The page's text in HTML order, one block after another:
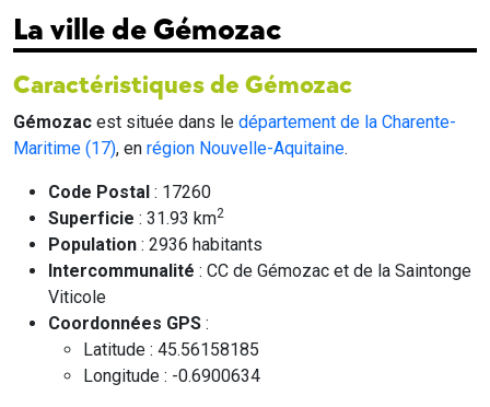
La ville de Gémozac
Caractéristiques de Gémozac
Gémozac est située dans le département de la Charente-
Maritime (17), en région Nouvelle-Aquitaine.
Code Postal : 17260
Superficie : 31.93 km2
Population : 2936 habitants
Intercommunalité : CC de Gémozac et de la Saintonge
Viticole
Coordonnées GPS :
Latitude : 45.56158185
Longitude : -0.6900634